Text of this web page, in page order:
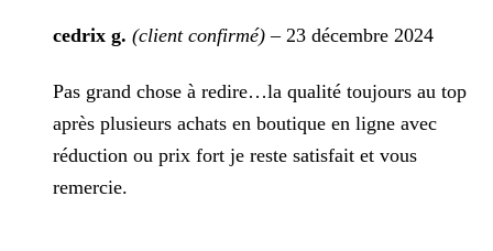
cedrix g. (client confirmé) – 23 décembre 2024
Pas grand chose à redire…la qualité toujours au top
après plusieurs achats en boutique en ligne avec
réduction ou prix fort je reste satisfait et vous
remercie.